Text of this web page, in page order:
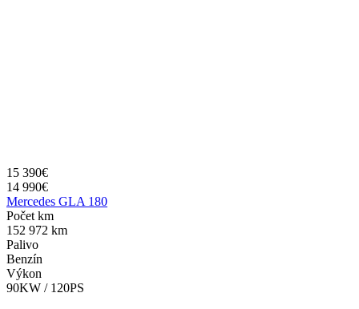
15 390€
14 990€
Mercedes GLA 180
Počet km
152 972 km
Palivo
Benzín
Výkon
90KW / 120PS